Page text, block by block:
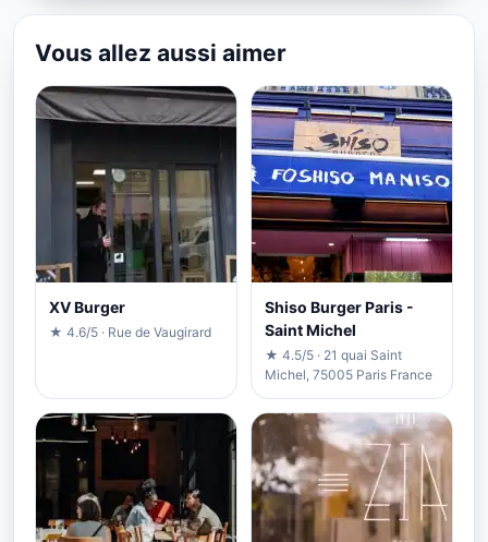
Vous allez aussi aimer
XV Burger
★ 4.6/5 · Rue de Vaugirard
Shiso Burger Paris -
Saint Michel
★ 4.5/5 · 21 quai Saint
Michel, 75005 Paris France